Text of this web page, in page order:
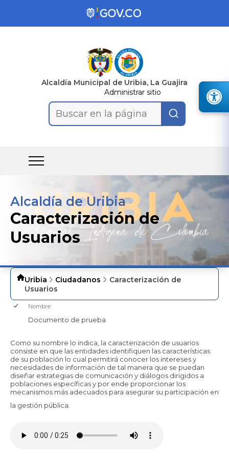
Alcaldía Municipal de Uribia, La Guajira
Administrar sitio
Buscar en la página
Alcaldía de Uribia
Caracterización de
Usuarios
Uribia Ciudadanos
Caracterización de
Usuarios
Nombre
Documento de prueba
​​​​​Como su nombre lo indica, la caracterización de usuarios
consiste en que las entidades identifiquen las características
de su población lo cual permitirá conocer los intereses y
necesidades de información de tal manera que se puedan
diseñar estrategias de comunicación y diálogos dirigidos a
poblaciones específicas y por ende proporcionar los
mecanismos más adecuados para asegurar su participación en
la gestión pública.